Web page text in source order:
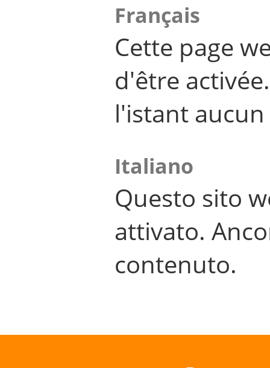
Français
Cette page
d'être
l'istant
Italiano
Questo sito
attivato.
contenuto.